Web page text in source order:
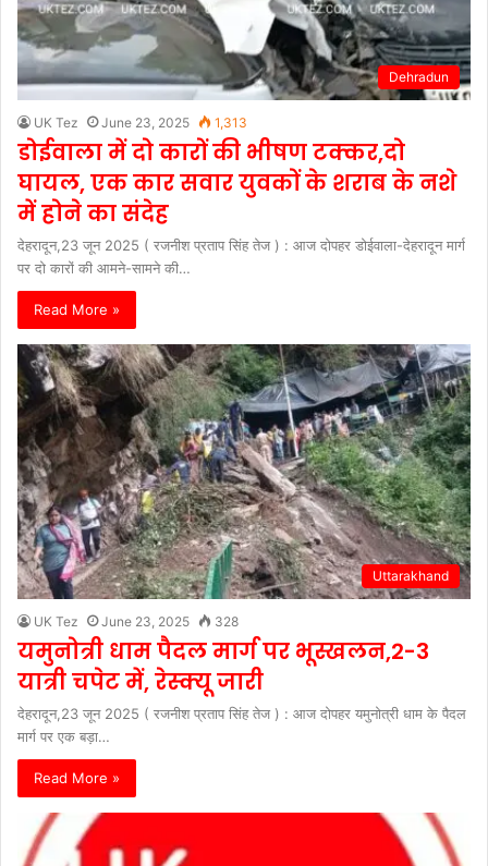
Dehradun
UK Tez June 23, 2025 1,313
डोईवाला में दो कारों की भीषण टक्कर,दो
घायल, एक कार सवार युवकों के शराब के नशे
में होने का संदेह
देहरादून,23 जून 2025 ( रजनीश प्रताप सिंह तेज ) : आज दोपहर डोईवाला-देहरादून मार्ग
पर दो कारों की आमने-सामने की…
Read More »
Uttarakhand
UK Tez June 23, 2025 328
यमुनोत्री धाम पैदल मार्ग पर भूस्खलन,2-3
यात्री चपेट में, रेस्क्यू जारी
देहरादून,23 जून 2025 ( रजनीश प्रताप सिंह तेज ) : आज दोपहर यमुनोत्री धाम के पैदल
मार्ग पर एक बड़ा…
Read More »